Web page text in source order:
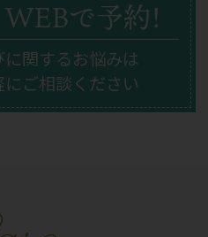
WEBで予約!
に関するお悩みは
にご相談ください